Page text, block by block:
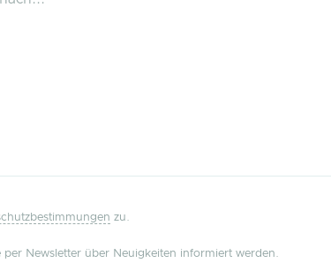
zu.
Newsletter über Neuigkeiten informiert werden.